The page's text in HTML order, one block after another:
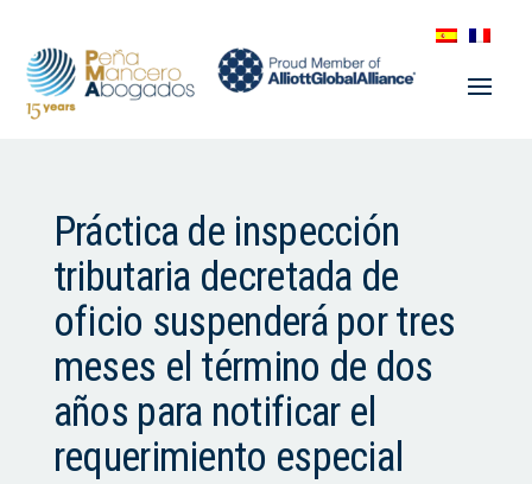
Práctica de inspección
tributaria decretada de
oficio suspenderá por tres
meses el término de dos
años para notificar el
requerimiento especial